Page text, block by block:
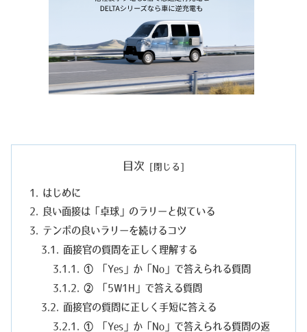
目次
はじめに
良い面接は「卓球」のラリーと似ている
テンポの良いラリーを続けるコツ
面接官の質問を正しく理解する
① 「Yes」か「No」で答えられる質問
② 「5W1H」で答える質問
面接官の質問に正しく手短に答える
① 「Yes」か「No」で答えられる質問の返